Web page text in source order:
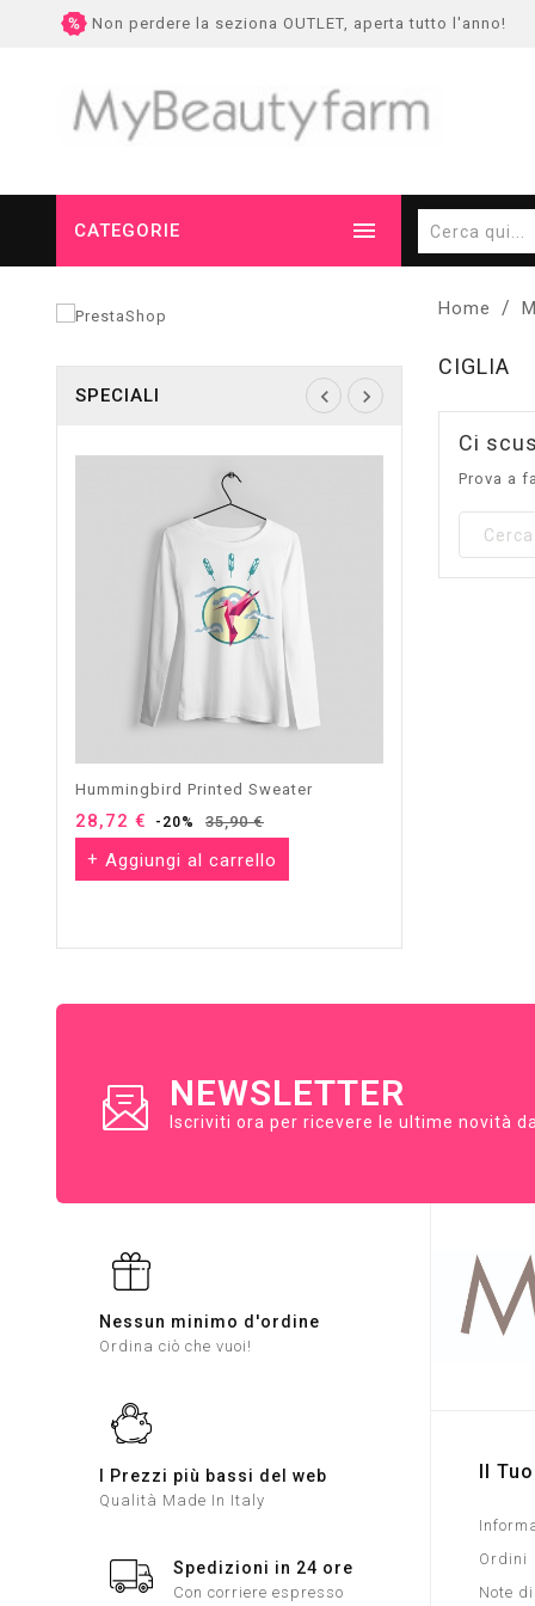
Non perdere la seziona OUTLET, aperta tutto l'anno!
CATEGORIE 
SPECIALI
Hummingbird Printed Sweater
28,72 €
Prezzo
base
-20% 35,90 €Prezzo
Aggiungi al carrello
Home
CIGLIA
Ci
Prova a
NEWSLETTER
Iscriviti ora per ricevere le ultime novità
Nessun minimo d'ordine
Ordina ciò che vuoi!
I Prezzi più bassi del web
Qualità Made In Italy
Spedizioni in 24 ore
Con corriere espresso
Il
Ordini
Note